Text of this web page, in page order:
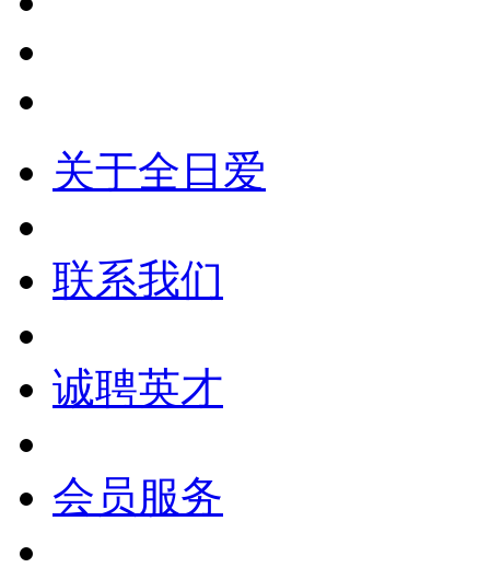
关于全日爱
联系我们
诚聘英才
会员服务